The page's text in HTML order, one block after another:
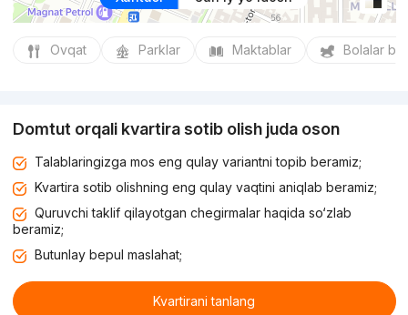
Ovqat Parklar Maktablar Bolalar
Domtut orqali kvartira sotib olish juda oson
Talablaringizga mos eng qulay variantni topib beramiz;
Kvartira sotib olishning eng qulay vaqtini aniqlab beramiz;
Quruvchi taklif qilayotgan chegirmalar haqida so‘zlab
beramiz;
Butunlay bepul maslahat;
Kvartirani tanlang